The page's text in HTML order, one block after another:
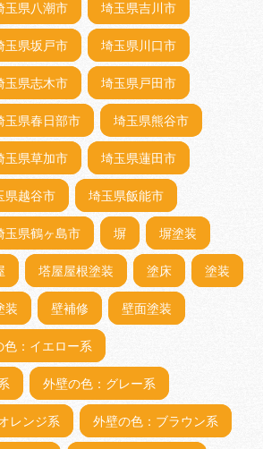
玉県八潮市 埼玉県吉川市
玉県坂戸市 埼玉県川口市
玉県志木市 埼玉県戸田市
玉県春日部市 埼玉県熊谷市
玉県草加市 埼玉県蓮田市
県越谷市 埼玉県飯能市
玉県鶴ヶ島市 塀 塀塗装
塔屋屋根塗装 塗床 塗装
装 壁補修 壁面塗装
色：イエロー系
外壁の色：グレー系
レンジ系 外壁の色：ブラウン系